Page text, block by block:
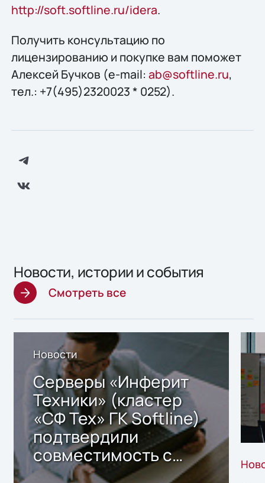
http://soft.softline.ru/idera.
Получить конcультацию по
лицензированию и покупке вам поможет
Алексей Бучков (e-mail: ab@softline.ru,
тел.: +7(495)2320023 * 0252).
Новости, истории и события
Смотреть все
Новости
Серверы «Инферит
Техники» (кластер
«СФ Тех» ГК Softline)
подтвердили
совместимость с
решением Sharx